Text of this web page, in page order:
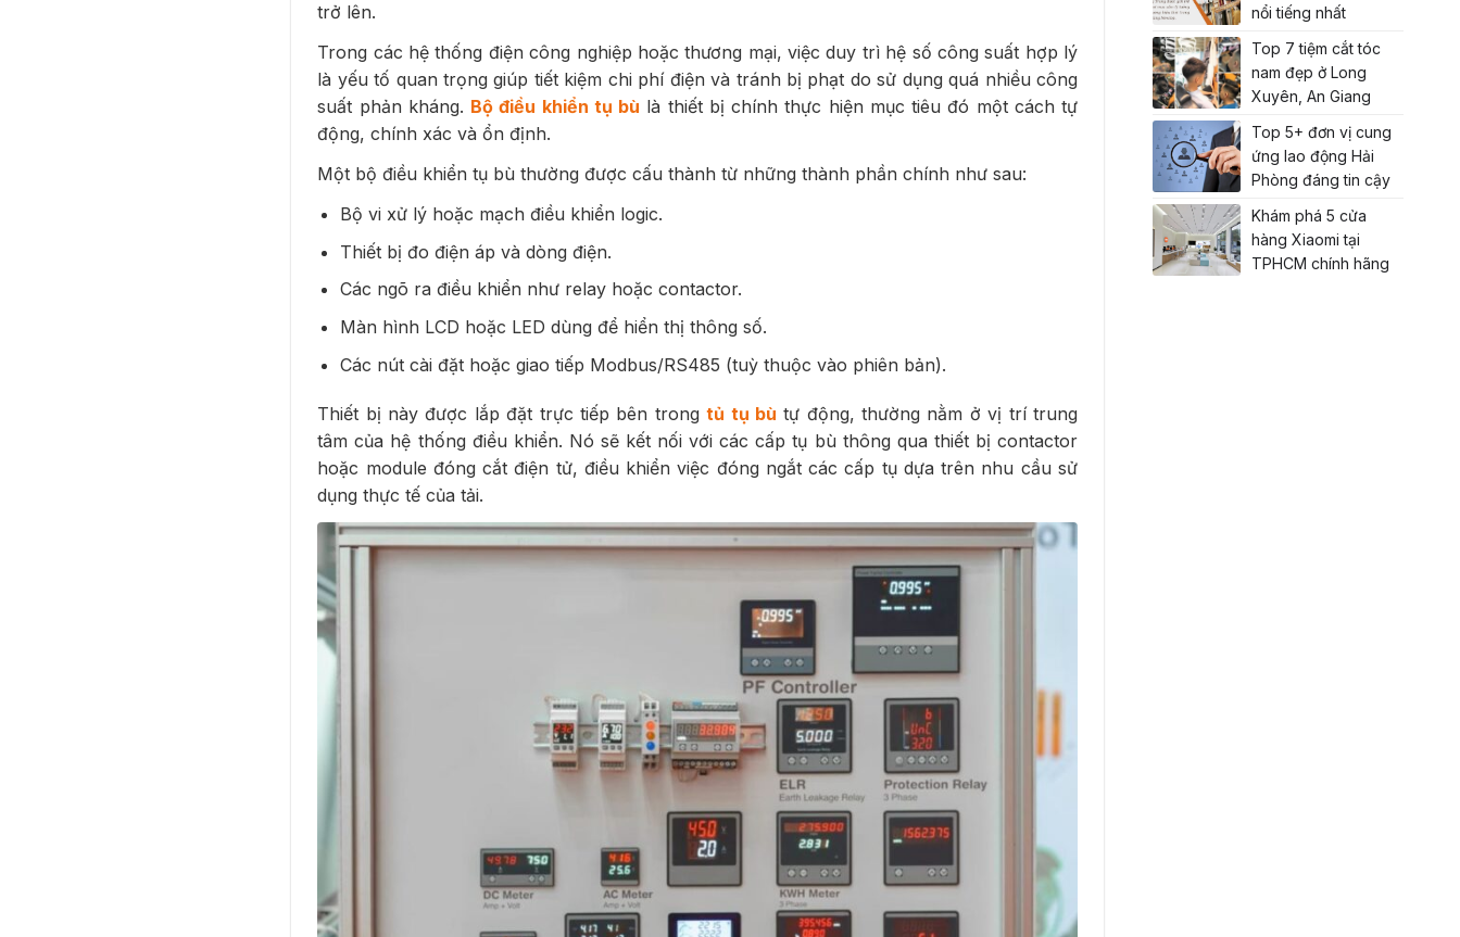
trở lên.
Trong các hệ thống điện công nghiệp hoặc thương mại, việc duy trì hệ số công suất hợp lý
là yếu tố quan trọng giúp tiết kiệm chi phí điện và tránh bị phạt do sử dụng quá nhiều công
suất phản kháng. Bộ điều khiển tụ bù là thiết bị chính thực hiện mục tiêu đó một cách tự
động, chính xác và ổn định.
Một bộ điều khiển tụ bù thường được cấu thành từ những thành phần chính như sau:
Bộ vi xử lý hoặc mạch điều khiển logic.
Thiết bị đo điện áp và dòng điện.
Các ngõ ra điều khiển như relay hoặc contactor.
Màn hình LCD hoặc LED dùng để hiển thị thông số.
Các nút cài đặt hoặc giao tiếp Modbus/RS485 (tuỳ thuộc vào phiên bản).
Thiết bị này được lắp đặt trực tiếp bên trongtủ tụ bù tự động, thường nằm ở vị trí trung
tâm của hệ thống điều khiển. Nó sẽ kết nối với các cấp tụ bù thông qua thiết bị contactor
hoặc module đóng cắt điện tử, điều khiển việc đóng ngắt các cấp tụ dựa trên nhu cầu sử
dụng thực tế của tải.
nổi tiếng nhất
Top 7 tiệm cắt tóc
nam đẹp ở Long
Xuyên, An Giang
Top 5+ đơn vị cung
ứng lao động Hải
Phòng đáng tin cậy
Khám phá 5 cửa
hàng Xiaomi tại
TPHCM chính hãng